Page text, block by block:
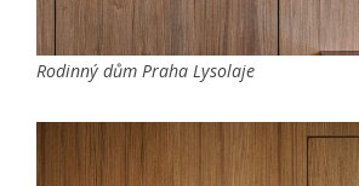
Rodinný dům Praha Lysolaje